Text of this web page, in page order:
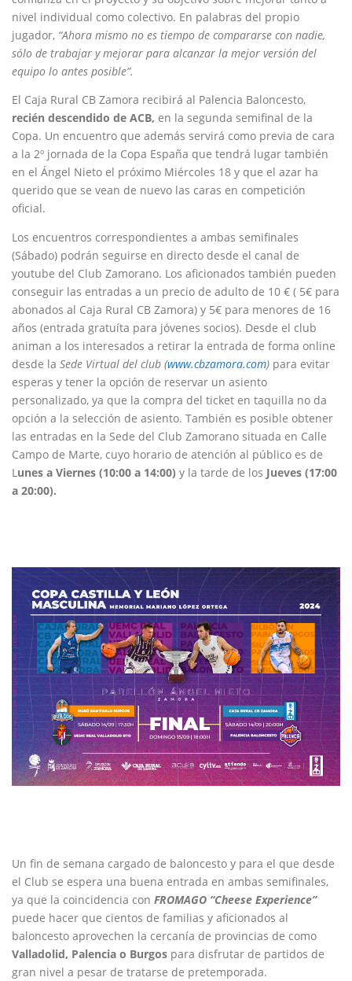
nivel individual como colectivo. En palabras del propio
jugador, “Ahora mismo no es tiempo de compararse con nadie,
sólo de trabajar y mejorar para alcanzar la mejor versión del
equipo lo antes posible”.
El Caja Rural CB Zamora recibirá al Palencia Baloncesto,
recién descendido de ACB, en la segunda semifinal de la
Copa. Un encuentro que además servirá como previa de cara
a la 2º jornada de la Copa España que tendrá lugar también
en el Ángel Nieto el próximo Miércoles 18 y que el azar ha
querido que se vean de nuevo las caras en competición
oficial.
Los encuentros correspondientes a ambas semifinales
(Sábado) podrán seguirse en directo desde el canal de
youtube del Club Zamorano. Los aficionados también pueden
conseguir las entradas a un precio de adulto de 10 € ( 5€ para
abonados al Caja Rural CB Zamora) y 5€ para menores de 16
años (entrada gratuíta para jóvenes socios). Desde el club
animan a los interesados a retirar la entrada de forma online
desde la Sede Virtual del club (www.cbzamora.com) para evitar
esperas y tener la opción de reservar un asiento
personalizado, ya que la compra del ticket en taquilla no da
opción a la selección de asiento. También es posible obtener
las entradas en la Sede del Club Zamorano situada en Calle
Campo de Marte, cuyo horario de atención al público es de
L unes a Viernes (10:00 a 14:00) y la tarde de los Jueves (17:00
a 20:00).
Un fin de semana cargado de baloncesto y para el que desde
el Club se espera una buena entrada en ambas semifinales,
ya que la coincidencia con FROMAGO “Cheese Experience”
puede hacer que cientos de familias y aficionados al
baloncesto aprovechen la cercanía de provincias de como
Valladolid, Palencia o Burgos para disfrutar de partidos de
gran nivel a pesar de tratarse de pretemporada.